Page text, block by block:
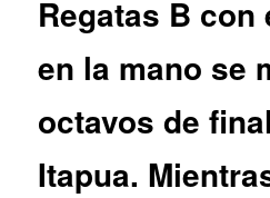
Regatas B con
en la mano se
octavos de
Itapua.